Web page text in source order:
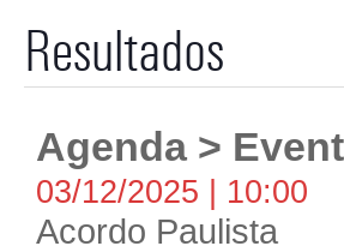
Resultados
Agenda >
03/12/2025 | 10:00
Acordo Paulista